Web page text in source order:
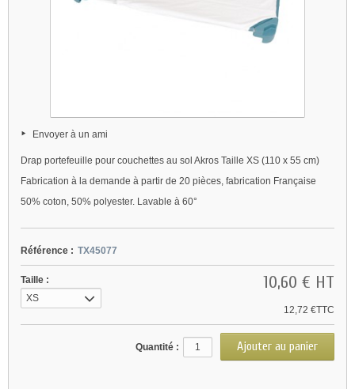
Envoyer à un ami
Drap portefeuille pour couchettes au sol Akros Taille XS (110 x 55 cm)
Fabrication à la demande à partir de 20 pièces, fabrication Française
50% coton, 50% polyester. Lavable à 60°
Référence : TX45077
Taille :
XS
10,60 € HT
12,72 €TTC
Quantité :